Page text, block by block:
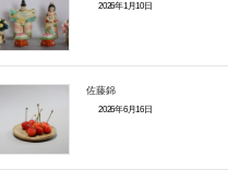
2026年1月10日
佐藤錦
2026年6月16日